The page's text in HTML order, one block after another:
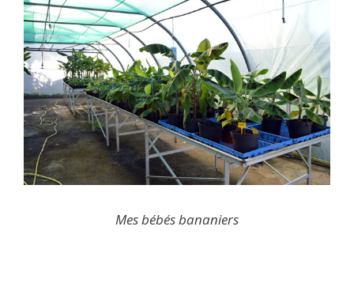
Mes bébés bananiers